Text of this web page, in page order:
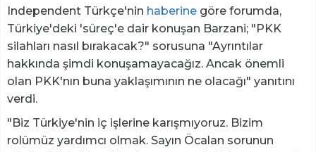
Independent Türkçe'nin haberine göre forumda,
Türkiye'deki 'süreç'e dair konuşan Barzani; "PKK
silahları nasıl bırakacak?" sorusuna "Ayrıntılar
hakkında şimdi konuşamayacağız. Ancak önemli
olan PKK'nın buna yaklaşımının ne olacağı" yanıtını
verdi.
"Biz Türkiye'nin iç işlerine karışmıyoruz. Bizim
rolümüz yardımcı olmak. Sayın Öcalan sorunun